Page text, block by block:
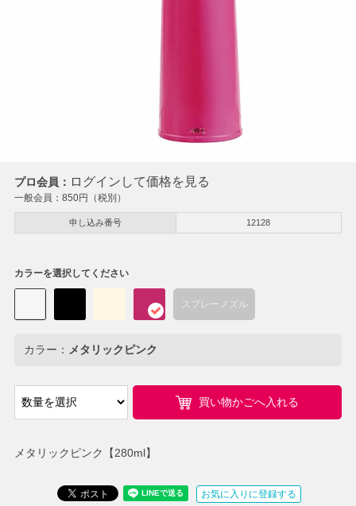
プロ会員： ログインして価格を見る
一般会員： 850円（税別）
申し込み番号 12128
メタリックピンク【280ml】
カラーを選択してください
スプレーノズル
カラー： メタリックピンク
買い物かごへ入れる
お気に入りに登録する